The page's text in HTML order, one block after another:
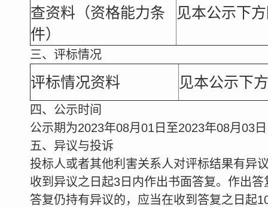
查资料（资格能力条
件）
见本公示下
三、评标情况
评标情况资料 见本公示下
四、公示时间
公示期为2023年08月01日至2023年08月03
五、异议与投诉
投标人或者其他利害关系人对评标结果有异
收到异议之日起3日内作出书面答复。作出
答复仍持有异议的，应当在收到答复之日起